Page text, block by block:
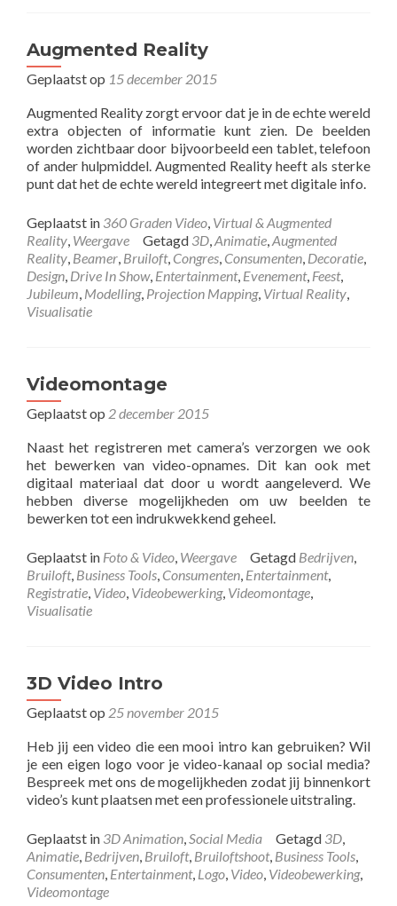
Augmented Reality
Geplaatst op 15 december 2015
Augmented Reality zorgt ervoor dat je in de echte wereld
extra objecten of informatie kunt zien. De beelden
worden zichtbaar door bijvoorbeeld een tablet, telefoon
of ander hulpmiddel. Augmented Reality heeft als sterke
punt dat het de echte wereld integreert met digitale info.
Geplaatst in 360 Graden Video, Virtual & Augmented
Reality, Weergave Getagd 3D,Animatie,Augmented
Reality, Beamer, Bruiloft, Congres, Consumenten, Decoratie,
Design, Drive In Show, Entertainment, Evenement, Feest,
Jubileum, Modelling, Projection Mapping, Virtual Reality,
Visualisatie
Videomontage
Geplaatst op 2 december 2015
Naast het registreren met camera’s verzorgen we ook
het bewerken van video-opnames. Dit kan ook met
digitaal materiaal dat door u wordt aangeleverd. We
hebben diverse mogelijkheden om uw beelden te
bewerken tot een indrukwekkend geheel.
Geplaatst in Foto & Video, Weergave Getagd Bedrijven,
Bruiloft, Business Tools, Consumenten, Entertainment,
Registratie, Video, Videobewerking, Videomontage,
Visualisatie
3D Video Intro
Geplaatst op 25 november 2015
Heb jij een video die een mooi intro kan gebruiken? Wil
je een eigen logo voor je video-kanaal op social media?
Bespreek met ons de mogelijkheden zodat jij binnenkort
video’s kunt plaatsen met een professionele uitstraling.
Geplaatst in 3D Animation,Social Media Getagd 3D,
Animatie, Bedrijven, Bruiloft, Bruiloftshoot, Business Tools,
Consumenten, Entertainment, Logo, Video, Videobewerking,
Videomontage